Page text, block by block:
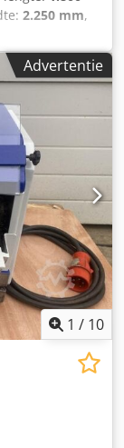
2.250 mm,
aanvraag -
- CE
-
1400mm (l x b
[st.]: 1
is exclusief
de industriële
Rossum
Advertentie
1 / 10